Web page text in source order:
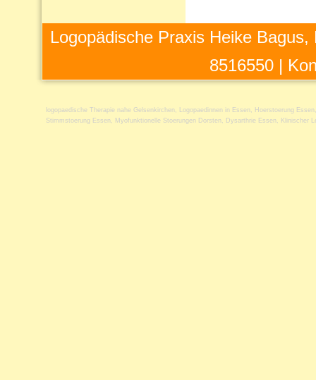
Logopädische Praxis Heike
8516550 |
logopaedische Therapie nahe Gelsenkirchen , Logopaedinnen in Essen , Hoerstoerung Essen
Stimmstoerung Essen , Myofunktionelle Stoerungen Dorsten , Dysarthrie Essen , Klinischer